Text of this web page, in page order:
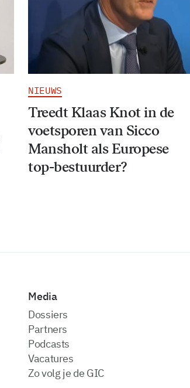
NIEUWS
Treedt Klaas Knot in de
voetsporen van Sicco
Mansholt als Europese
top-bestuurder?
Media
dossiers
partners
podcasts
vacatures
zo volg je de GIC